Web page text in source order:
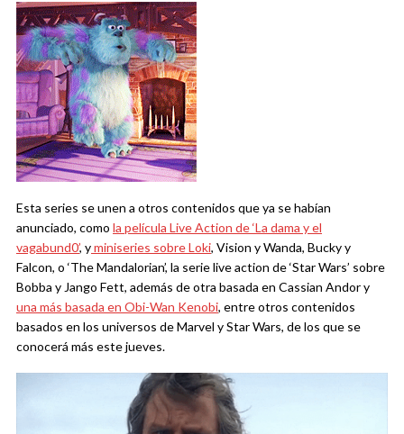
Esta series se unen a otros contenidos que ya se habían
anunciado, como la película Live Action de ‘La dama y el
vagabund0’, yminiseries sobre Loki, Vision y Wanda, Bucky y
Falcon, o ‘The Mandalorian’, la serie live action de ‘Star Wars’ sobre
Bobba y Jango Fett, además de otra basada en Cassian Andor y
una más basada en Obi-Wan Kenobi, entre otros contenidos
basados en los universos de Marvel y Star Wars, de los que se
conocerá más este jueves.